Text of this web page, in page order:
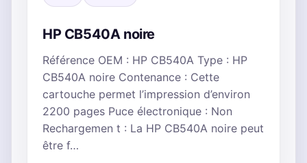
HP CB540A noire
Référence OEM : HP CB540A Type : HP
CB540A noire Contenance : Cette
cartouche permet l’impression d’environ
2200 pages Puce électronique : Non
Rechargemen t : La HP CB540A noire peut
être f…